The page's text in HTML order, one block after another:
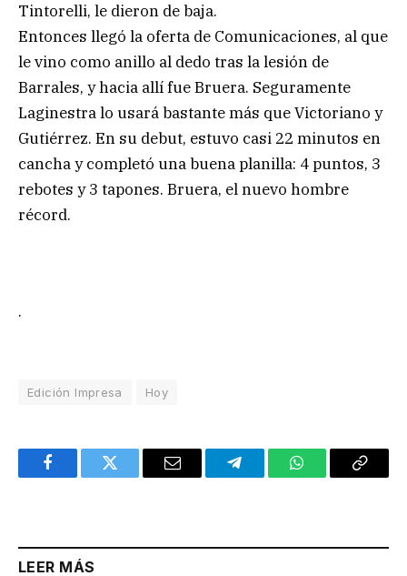
Tintorelli, le dieron de baja.
Entonces llegó la oferta de Comunicaciones, al que
le vino como anillo al dedo tras la lesión de
Barrales, y hacia allí fue Bruera. Seguramente
Laginestra lo usará bastante más que Victoriano y
Gutiérrez. En su debut, estuvo casi 22 minutos en
cancha y completó una buena planilla: 4 puntos, 3
rebotes y 3 tapones. Bruera, el nuevo hombre
récord.
.
Edición Impresa Hoy
FacebookTwitter Email TelegramWhatsAppCopy
LEER MÁS